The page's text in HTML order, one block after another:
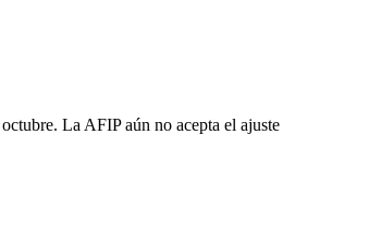
La AFIP aún no acepta el ajusteAjuste